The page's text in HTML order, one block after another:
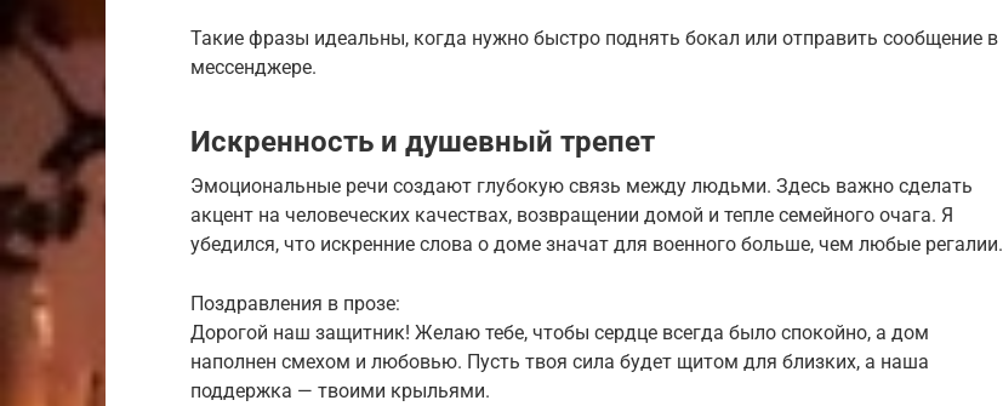
Такие фразы идеальны, когда нужно быстро поднять бокал или отправить сообщение в
мессенджере.
Искренность и душевный трепет
Эмоциональные речи создают глубокую связь между людьми. Здесь важно сделать
акцент на человеческих качествах, возвращении домой и тепле семейного очага. Я
убедился, что искренние слова о доме значат для военного больше, чем любые регалии.
Поздравления в прозе:
Дорогой наш защитник! Желаю тебе, чтобы сердце всегда было спокойно, а дом
наполнен смехом и любовью. Пусть твоя сила будет щитом для близких, а наша
поддержка — твоими крыльями.